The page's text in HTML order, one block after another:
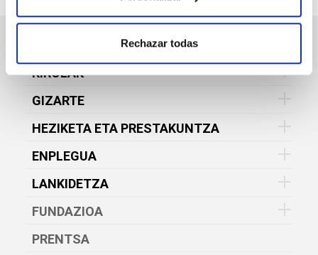
Rechazar todas
KULTURA ETA ONDAREA
KIROLAK
GIZARTE
HEZIKETA ETA PRESTAKUNTZA
ENPLEGUA
LANKIDETZA
FUNDAZIOA
PRENTSA